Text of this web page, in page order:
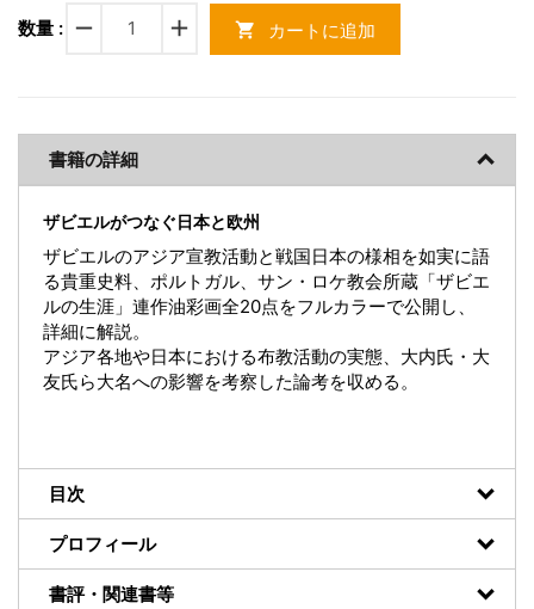
数量 : remove add shopping_cart カートに追加
書籍の詳細
ザビエルがつなぐ日本と欧州
ザビエルのアジア宣教活動と戦国日本の様相を如実に語
る貴重史料、ポルトガル、サン・ロケ教会所蔵「ザビエ
ルの生涯」連作油彩画全20点をフルカラーで公開し、
詳細に解説。
アジア各地や日本における布教活動の実態、大内氏・大
友氏ら大名への影響を考察した論考を収める。
目次
プロフィール
書評・関連書等